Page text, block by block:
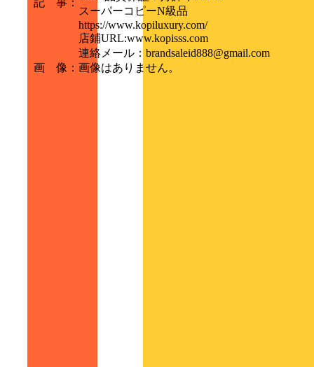
記 事 ：
スーパーコピーN級品
https://www.kopiluxury.com/
店鋪URL:www.kopisss.com
連絡メール：brandsaleid888@gmail.com
画 像 ： 画像はありません。